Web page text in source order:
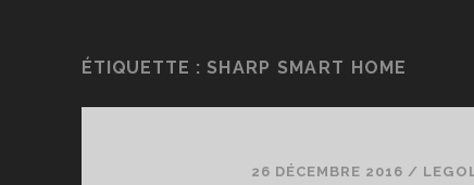
ÉTIQUETTE :SHARP SMART HOME
26 DÉCEMBRE 2016 /